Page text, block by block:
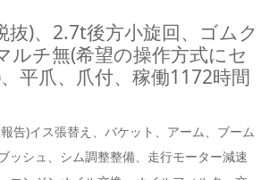
抜)、2.7t後方小旋回、ゴムク
ルチ無(希望の操作方式にセ
平爪、爪付、稼働1172時間
告)イス張替え、バケット、アーム、ブーム
ッシュ、シム調整整備、走行モーター減速